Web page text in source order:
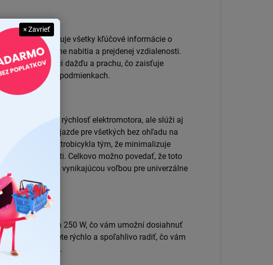
zobrazuje všetky kľúčové informácie o
rýchlosti, úrovne nabitia a prejdenej vzdialenosti.
že je odolný voči dažďu a prachu, čo zaisťuje
podmienkach.
nielen riadi rýchlosť elektromotora, ale slúži aj
k pohodlnej jazde pre všetkých bez ohľadu na
efektivitu elektrobicykla tým, že minimalizuje
rýchlosti. Celkovo možno povedať, že toto
bicykle a je tiež vynikajúcou voľbou pre univerzálne
s výkonom 250 W, čo vám umožní dosiahnuť
môžete rýchlo a spoľahlivo radiť, čo vám
alebo do školy.
× Zavrieť